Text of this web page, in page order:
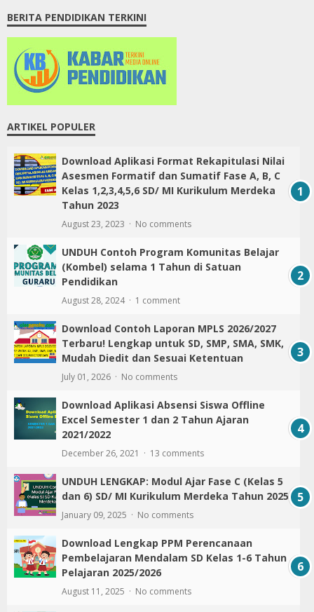
BERITA PENDIDIKAN TERKINI
ARTIKEL POPULER
Download Aplikasi Format Rekapitulasi Nilai
Asesmen Formatif dan Sumatif Fase A, B, C
Kelas 1,2,3,4,5,6 SD/ MI Kurikulum Merdeka
Tahun 2023
August 23, 2023 No comments
UNDUH Contoh Program Komunitas Belajar
(Kombel) selama 1 Tahun di Satuan
Pendidikan
August 28, 2024 1 comment
Download Contoh Laporan MPLS 2026/2027
Terbaru! Lengkap untuk SD, SMP, SMA, SMK,
Mudah Diedit dan Sesuai Ketentuan
July 01, 2026 No comments
Download Aplikasi Absensi Siswa Offline
Excel Semester 1 dan 2 Tahun Ajaran
2021/2022
December 26, 2021 13 comments
UNDUH LENGKAP: Modul Ajar Fase C (Kelas 5
dan 6) SD/ MI Kurikulum Merdeka Tahun 2025
January 09, 2025 No comments
Download Lengkap PPM Perencanaan
Pembelajaran Mendalam SD Kelas 1-6 Tahun
Pelajaran 2025/2026
August 11, 2025 No comments